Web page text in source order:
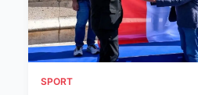
SPORT